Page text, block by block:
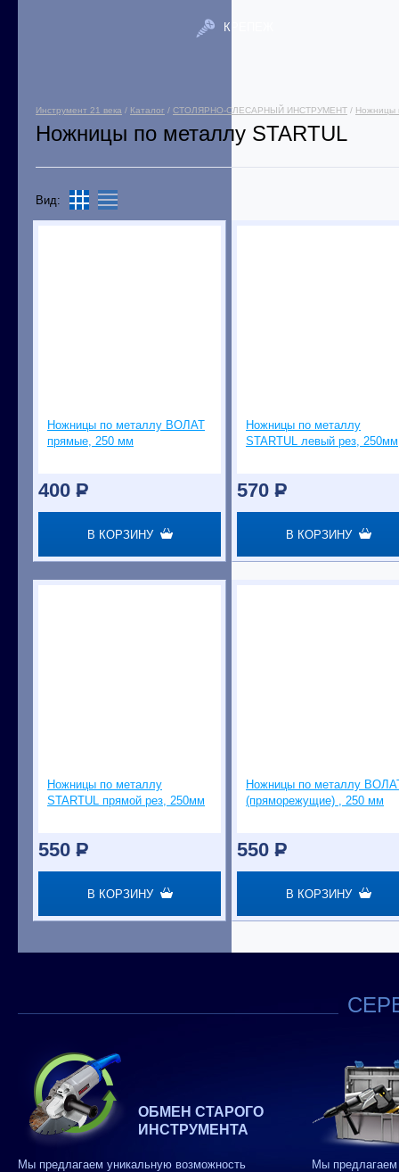
КРЕПЕЖ
Инструмент 21 века / Каталог / СТОЛЯРНО-СЛЕСАРНЫЙ ИНСТРУМЕНТ / Ножницы
Ножницы по металлу STARTUL
Вид:
Ножницы по металлу ВОЛАТ
прямые, 250 мм
400 P
В КОРЗИНУ
Ножницы по металлу
STARTUL левый рез, 250мм
570 P
В КОРЗИНУ
Ножницы по металлу
STARTUL прямой рез, 250мм
550 P
В КОРЗИНУ
Ножницы по металлу
(пряморежущие) , 250 мм
550 P
В КОРЗИНУ
ОБМЕН СТАРОГО
ИНСТРУМЕНТА
Мы предлагаем уникальную возможность Мы